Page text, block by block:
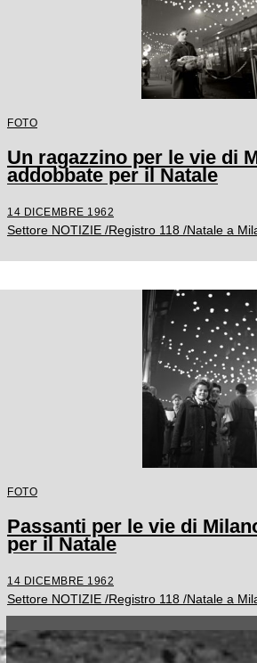
FOTO
Un ragazzino per le vie di
addobbate per il Natale
14 DICEMBRE 1962
Settore NOTIZIE /Registro 118 /Natale a
FOTO
Passanti per le vie di
per il Natale
14 DICEMBRE 1962
Settore NOTIZIE /Registro 118 /Natale a